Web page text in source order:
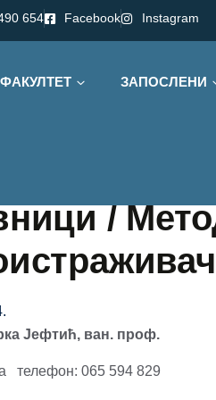
654 Facebook Instagram
ФАКУЛТЕТ ЗАПОСЛЕНИ
/
Јефтић, ван. проф.
телефон: 065 594 829